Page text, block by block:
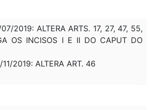
2019: ALTERA ARTS. 17, 27, 47, 55,
OS INCISOS I E II DO CAPUT DO
2019: ALTERA ART. 46